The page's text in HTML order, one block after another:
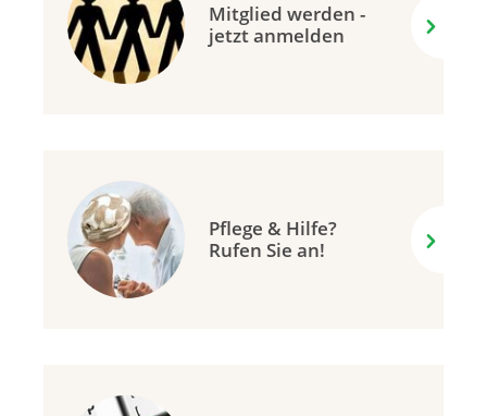
Mitglied werden -
jetzt anmelden
Pflege & Hilfe?
Rufen Sie an!